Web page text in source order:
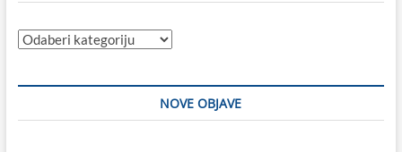
Kategorije
NOVE OBJAVE